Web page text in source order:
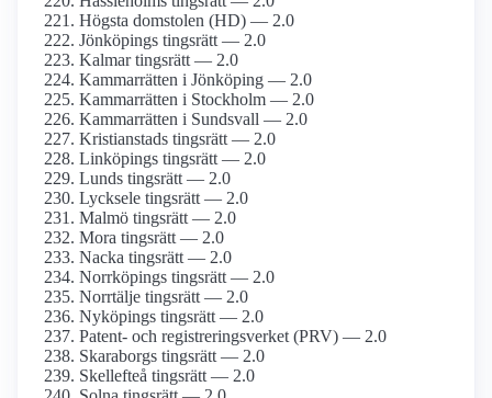
Högsta domstolen (HD) — 2.0
Jönköpings tingsrätt — 2.0
Kalmar tingsrätt — 2.0
Kammarrätten i Jönköping — 2.0
Kammarrätten i Stockholm — 2.0
Kammarrätten i Sundsvall — 2.0
Kristianstads tingsrätt — 2.0
Linköpings tingsrätt — 2.0
Lunds tingsrätt — 2.0
Lycksele tingsrätt — 2.0
Malmö tingsrätt — 2.0
Mora tingsrätt — 2.0
Nacka tingsrätt — 2.0
Norrköpings tingsrätt — 2.0
Norrtälje tingsrätt — 2.0
Nyköpings tingsrätt — 2.0
Patent- och registrerings­verket (PRV) — 2.0
Skaraborgs tingsrätt — 2.0
Skellefteå tingsrätt — 2.0